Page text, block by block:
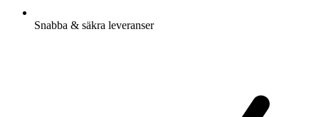
Snabba & säkra leveranser